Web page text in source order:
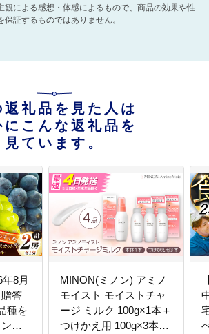
による感想・体感によるもので、商品の効果や性
保証するものではありません。
返礼品を見た人は
にこんな返礼品を
見ています。
年8月
答
種を
マ
MINON(ミノン) アミノ
モイスト モイストチャ
ージ ミルク 100g×1本＋
つけかえ用 100g×3本セ